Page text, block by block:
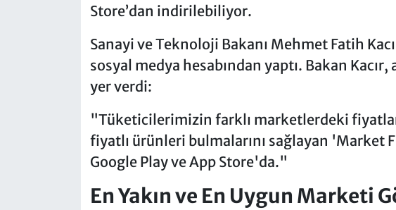
Store’dan indirilebiliyor.
Sanayi ve Teknoloji Bakanı Mehmet Fatih
sosyal medya hesabından yaptı. Bakan
yer verdi:
"Tüketicilerimizin farklı marketlerdeki
fiyatlı ürünleri bulmalarını sağlayan 'Market
Google Play ve App Store'da."
En Yakın ve En Uygun Marketi